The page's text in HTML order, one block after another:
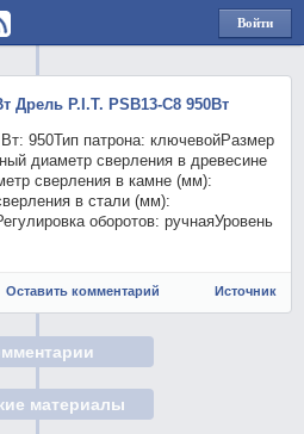
Войти
через
Дрель P.I.T. PSB13-C8 950Вт
950Тип патрона: ключевойРазмер
диаметр сверления в древесине
сверления в камне (мм):
в стали (мм):
оборотов: ручнаяУровень
Оставить комментарий Источник
материалы